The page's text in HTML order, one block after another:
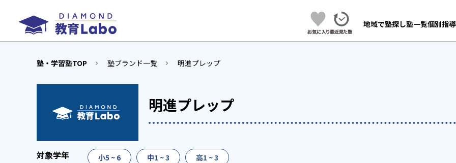
地域で塾探し塾一覧個別指
塾・学習塾TOP 塾ブランド一覧 明進プレップ
明進プレップ
小5 ~ 6 中1 ~ 3 高1 ~ 3